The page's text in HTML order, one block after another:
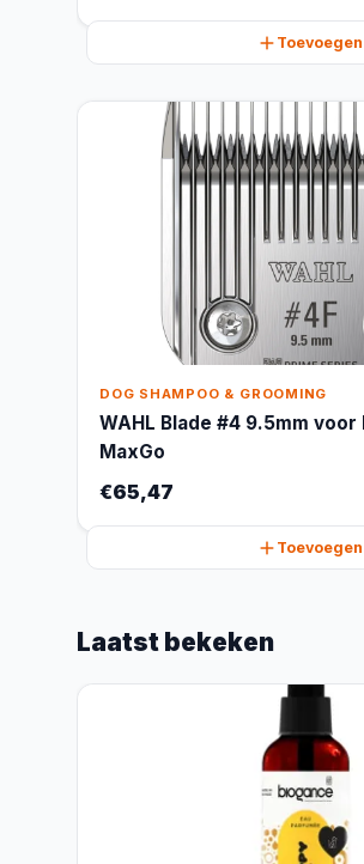
Toevoegen
DOG SHAMPOO & GROOMING
WAHL Blade #4 9.5mm
MaxGo
€65,47
Toevoegen
Laatst bekeken